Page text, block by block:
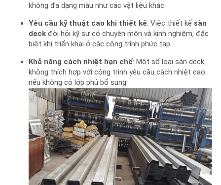
không đa dạng màu như các vật liệu khác.
Yêu cầu kỹ thuật cao khi thiết kế: Việc thiết kế sàn
deck đòi hỏi kỹ sư có chuyên môn và kinh nghiệm, đặc
biệt khi triển khai ở các công trình phức tạp.
Khả năng cách nhiệt hạn chế: Một số loại sàn deck
không thích hợp với công trình yêu cầu cách nhiệt cao
nếu không có lớp phủ bổ sung.